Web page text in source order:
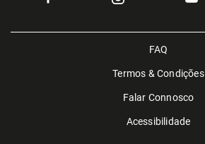
FAQ
Termos & Condições
Falar Connosco
Acessibilidade